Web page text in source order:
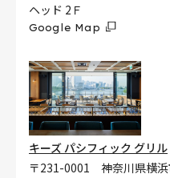
ヘッド 2Ｆ
Google Map
キーズ パシフィック グリル
〒231-0001 神奈川県横